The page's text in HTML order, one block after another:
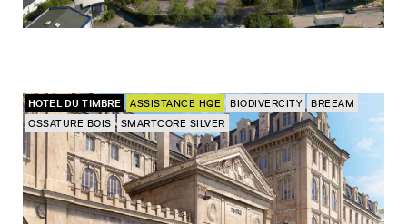
HOTEL DU TIMBRE ASSISTANCE HQE BIODIVERCITY
BREEAM
OSSATURE BOIS
SMARTCORE SILVER